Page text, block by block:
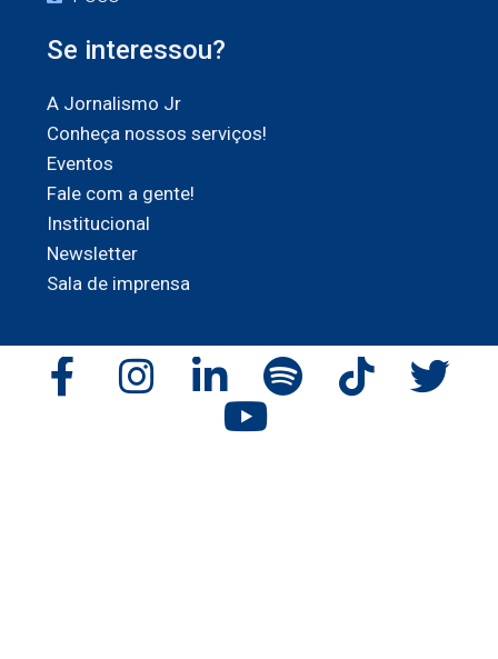
Se interessou?
A Jornalismo Jr
Conheça nossos serviços!
Eventos
Fale com a gente!
Institucional
Newsletter
Sala de imprensa